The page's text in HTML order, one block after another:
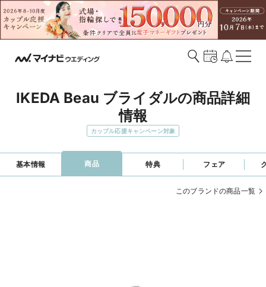
IKEDA Beau ブライダルの商品詳細
情報
カップル応援キャンペーン対象
基本情報 商品 特典 フェア
このブランドの商品一覧